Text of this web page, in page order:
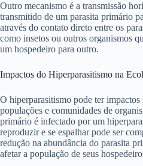
Outro mecanismo é a transmissão
transmitido de um parasita primário
através do contato direto entre os
como insetos ou outros organismos
um hospedeiro para outro.
Impactos do Hiperparasitismo na
O hiperparasitismo pode ter
populações e comunidades de
primário é infectado por um
reproduzir e se espalhar pode ser
redução na abundância do parasita
afetar a população de seus